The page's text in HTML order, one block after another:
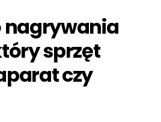
nagrywania
sprzęt
czy